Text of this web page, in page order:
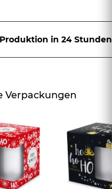
Produktion in 24 Stunden
Verpackungen